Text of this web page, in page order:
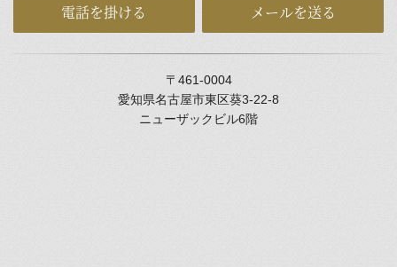
電話を掛ける メールを送る
〒461-0004
愛知県名古屋市東区葵3-22-8
ニューザックビル6階